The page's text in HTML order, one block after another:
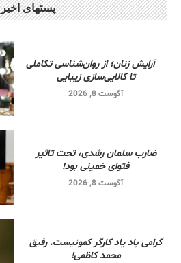
پستهای اخیر
آرایش زنان؛ از روان‌شناسی تکاملی
تا کالایی‌سازی زیبایی
آگوست 8, 2026
ضارب سلمان رشدی، تحت تاثیر
فتوای خمینی بود!
آگوست 8, 2026
گرامی باد یاد کارگر کمونیست. رفیق
محمد کاظمی!